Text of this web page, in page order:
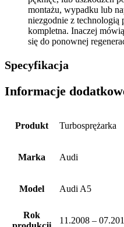
montażu, wypadku lub
niezgodnie z technologią
kompletna. Inaczej
się do ponownej
Specyfikacja
Informacje
Produkt Turbosprężarka
Marka Audi
Model Audi A5
Rok
11.2008 –